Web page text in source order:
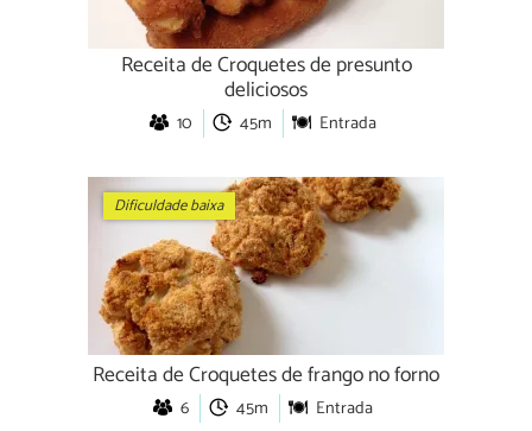
Receita de Croquetes de presunto
deliciosos
10 45m Entrada
Dificuldade baixa
Receita de Croquetes de frango no forno
6 45m Entrada